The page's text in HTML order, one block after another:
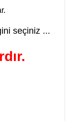
seçiniz ...